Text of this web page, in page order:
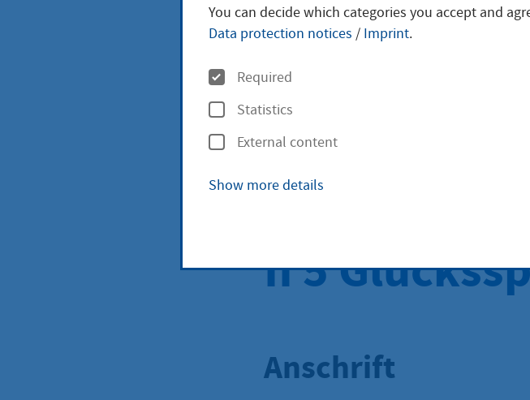
des Innern,
und
Abteilung II
II 5
Anschrift
You can decide which categories you accept and
Data protection notices / Imprint.
O
p
t
i
o
Required
Statistics
External content
Show more details